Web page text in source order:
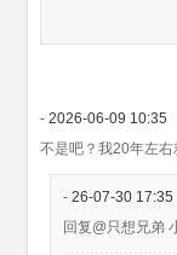
- 2026-06-09 10:35
不是吧？我20年左右
- 26-07-30
回复@只想兄弟